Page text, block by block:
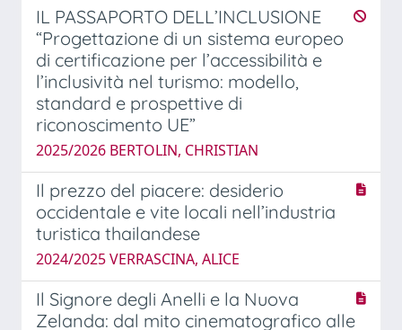
IL PASSAPORTO DELL’INCLUSIONE
“Progettazione di un sistema europeo
di certificazione per l’accessibilità e
l’inclusività nel turismo: modello,
standard e prospettive di
riconoscimento UE”
2025/2026 BERTOLIN, CHRISTIAN
Il prezzo del piacere: desiderio
occidentale e vite locali nell’industria
turistica thailandese
2024/2025 VERRASCINA, ALICE
Il Signore degli Anelli e la Nuova
Zelanda: dal mito cinematografico alle